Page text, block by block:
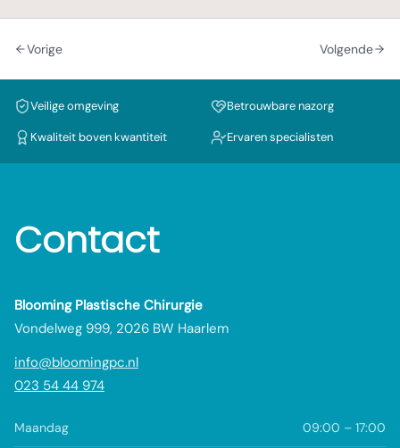
Vorige Volgende
Veilige omgeving Betrouwbare nazorg
Kwaliteit boven kwantiteit Ervaren specialisten
Contact
Blooming Plastische Chirurgie
Vondelweg 999, 2026 BW Haarlem
info@bloomingpc.nl
023 54 44 974
Maandag 09:00 – 17:00